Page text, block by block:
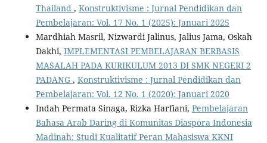
Thailand , Konstruktivisme : Jurnal Pendidikan dan
Pembelajaran: Vol. 17 No. 1 (2025): Januari 2025
Mardhiah Masril, Nizwardi Jalinus, Jalius Jama, Oskah
Dakhi, IMPLEMENTASI PEMBELAJARAN BERBASIS
MASALAH PADA KURIKULUM 2013 DI SMK NEGERI 2
PADANG , Konstruktivisme : Jurnal Pendidikan dan
Pembelajaran: Vol. 12 No. 1 (2020): Januari 2020
Indah Permata Sinaga, Rizka Harfiani, Pembelajaran
Bahasa Arab Daring di Komunitas Diaspora Indonesia
Madinah: Studi Kualitatif Peran Mahasiswa KKNI